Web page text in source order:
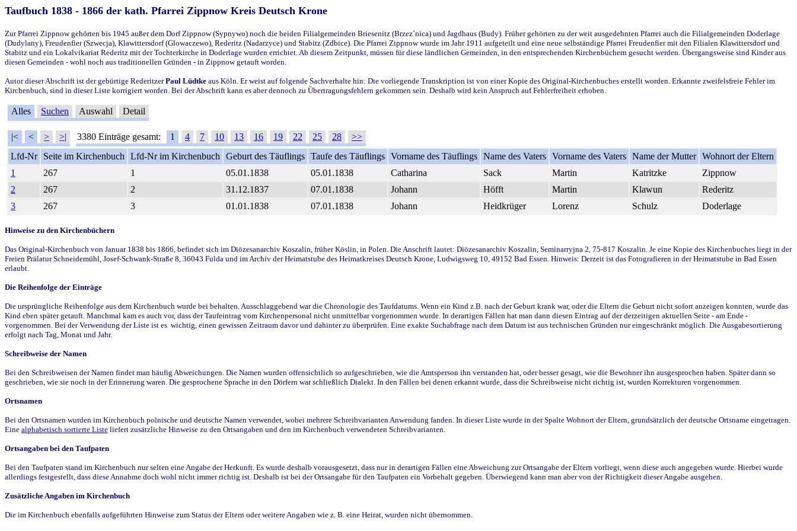
Taufbuch 1838 - 1866 der kath. Pfarrei Zippnow Kreis Deutsch Krone
Zur Pfarrei Zippnow gehörten bis 1945 außer dem Dorf Zippnow (Sypnywo) noch die beiden Filialgemeinden Briesenitz (Brzez`nica) und Jagdhaus (Budy). Früher gehörten zu der weit ausgedehnten Pfarrei auch die Filialgemeinden Doderlage
(Dudylany), Freudenfier (Szwecja), Klawittersdorf (Glowaczewo), Rederitz (Nadarzyce) und Stabitz (Zdbice). Die Pfarrei Zippnow wurde im Jahr 1911 aufgeteilt und eine neue selbständige Pfarrei Freudenfier mit den Filialen Klawittersdorf und
Stabitz und ein Lokalvikariat Rederitz mit der Tochterkirche in Doderlage wurden errichtet. Ab diesem Zeitpunkt, müssen für diese ländlichen Gemeinden, in den entsprechenden Kirchenbüchern gesucht werden. Übergangsweise sind Kinder aus
diesen Gemeinden - wohl noch aus traditionellen Gründen - in Zippnow getauft worden.
Autor dieser Abschrift ist der gebürtige RederitzerPaul Lüdtke aus Köln. Er weist auf folgende Sachverhalte hin: Die vorliegende Transkription ist von einer Kopie des Original-Kirchenbuches erstellt worden. Erkannte zweifelsfreie Fehler im
Kirchenbuch, sind in dieser Liste korrigiert worden. Bei der Abschrift kann es aber dennoch zu Übertragungsfehlern gekommen sein. Deshalb wird kein Anspruch auf Fehlerfreiheit erhoben.
Alles Suchen Auswahl Detail
|< < > >| 3380 Einträge gesamt: 1 4 7 10 13 16 19 22 25 28
>>
Lfd-Nr
Seite im Kirchenbuch Lfd-Nr im Kirchenbuch Geburt des Täuflings Taufe des Täuflings Vorname des Täuflings Name des Vaters Vorname des Vaters Name der Mutter Wohnort der Eltern
1
267 1 05.01.1838 05.01.1838 Catharina Sack Martin Katritzke
Zippnow
2
267 2 31.12.1837 07.01.1838 Johann Höfft Martin Klawun
Rederitz
3
267 3 01.01.1838 07.01.1838 Johann Heidkrüger Lorenz Schulz Doderlage
Hinweise zu den Kirchenbüchern
Das Original-Kirchenbuch von Januar 1838 bis 1866, befindet sich im Diözesanarchiv Koszalin, früher Köslin, in Polen. Die Anschrift lautet: Diözesanarchiv Koszalin, Seminarryjna 2, 75-817 Koszalin. Je eine Kopie des Kirchenbuches liegt in der
Freien Prälatur Schneidemühl, Josef-Schwank-Straße 8, 36043 Fulda und im Archiv der Heimatstube des Heimatkreises Deutsch Krone, Ludwigsweg 10, 49152 Bad Essen. Hinweis: Derzeit ist das Fotografieren in der Heimatstube in Bad Essen
erlaubt.
Die Reihenfolge der Einträge
Die ursprüngliche Reihenfolge aus dem Kirchenbuch wurde bei behalten. Ausschlaggebend war die Chronologie des Taufdatums. Wenn ein Kind z.B. nach der Geburt krank war, oder die Eltern die Geburt nicht sofort anzeigen konnten, wurde das
Kind eben später getauft. Manchmal kam es auch vor, dass der Taufeintrag vom Kirchenpersonal nicht unmittelbar vorgenommen wurde. In derartigen Fällen hat man dann diesen Eintrag auf der derzeitigen aktuellen Seite - am Ende -
vorgenommen. Bei der Verwendung der Liste ist es wichtig, einen gewissen Zeitraum davor und dahinter zu überprüfen. Eine exakte Suchabfrage nach dem Datum ist aus technischen Gründen nur eingeschränkt möglich. Die Ausgabesortierung
erfolgt nach Tag, Monat und Jahr.
Schreibweise der Namen
Bei den Schreibweisen der Namen findet man häufig Abweichungen. Die Namen wurden offensichtlich so aufgeschrieben, wie die Amtsperson ihn verstanden hat, oder besser gesagt, wie die Bewohner ihn ausgesprochen haben. Später dann so
geschrieben, wie sie noch in der Erinnerung waren. Die gesprochene Sprache in den Dörfern war schließlich Dialekt. In den Fällen bei denen erkannt wurde, dass die Schreibweise nicht richtig ist, wurden Korrekturen vorgenommen.
Ortsnamen
Bei den Ortsnamen wurden im Kirchenbuch polnische und deutsche Namen verwendet, wobei mehrere Schreibvarianten Anwendung fanden. In dieser Liste wurde in der Spalte Wohnort der Eltern, grundsätzlich der deutsche Ortsname eingetragen.
Eine alphabetisch sortierte Liste liefert zusätzliche Hinweise zu den Ortsangaben und den im Kirchenbuch verwendeten Schreibvarianten.
Ortsangaben bei den Taufpaten
Bei den Taufpaten stand im Kirchenbuch nur selten eine Angabe der Herkunft. Es wurde deshalb vorausgesetzt, dass nur in derartigen Fällen eine Abweichung zur Ortsangabe der Eltern vorliegt, wenn diese auch angegeben wurde. Hierbei wurde
allerdings festgestellt, dass diese Annahme doch wohl nicht immer richtig ist. Deshalb ist bei der Ortsangabe für den Taufpaten ein Vorbehalt gegeben. Überwiegend kann man aber von der Richtigkeit dieser Angabe ausgehen.
Zusätzliche Angaben im Kirchenbuch
Die im Kirchenbuch ebenfalls aufgeführten Hinweise zum Status der Eltern oder weitere Angaben wie z. B. eine Heirat, wurden nicht übernommen.